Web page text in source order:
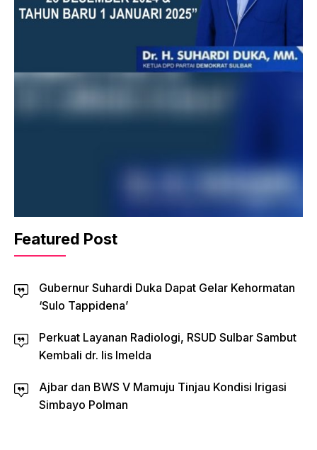
Featured Post
Gubernur Suhardi Duka Dapat Gelar Kehormatan
‘Sulo Tappidena’
Perkuat Layanan Radiologi, RSUD Sulbar Sambut
Kembali dr. Iis Imelda
Ajbar dan BWS V Mamuju Tinjau Kondisi Irigasi
Simbayo Polman